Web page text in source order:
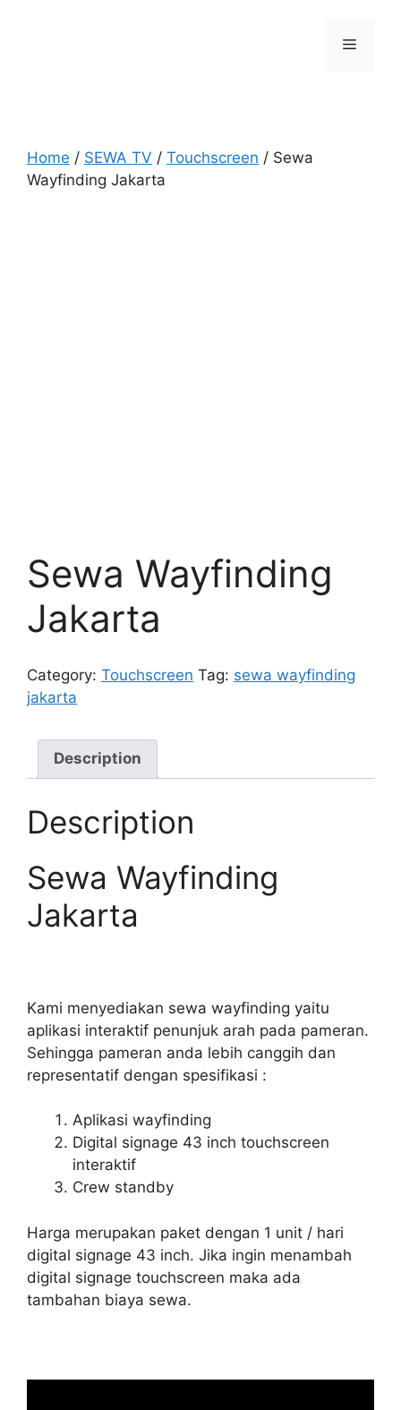
Menu
Home / SEWA TV / Touchscreen / Sewa
Wayfinding Jakarta
Sewa Wayfinding
Jakarta
Category: Touchscreen Tag: sewa wayfinding
jakarta
Description
Description
Sewa Wayfinding
Jakarta
Kami menyediakan sewa wayfinding yaitu
aplikasi interaktif penunjuk arah pada pameran.
Sehingga pameran anda lebih canggih dan
representatif dengan spesifikasi :
Aplikasi wayfinding
Digital signage 43 inch touchscreen
interaktif
Crew standby
Harga merupakan paket dengan 1 unit / hari
digital signage 43 inch. Jika ingin menambah
digital signage touchscreen maka ada
tambahan biaya sewa.